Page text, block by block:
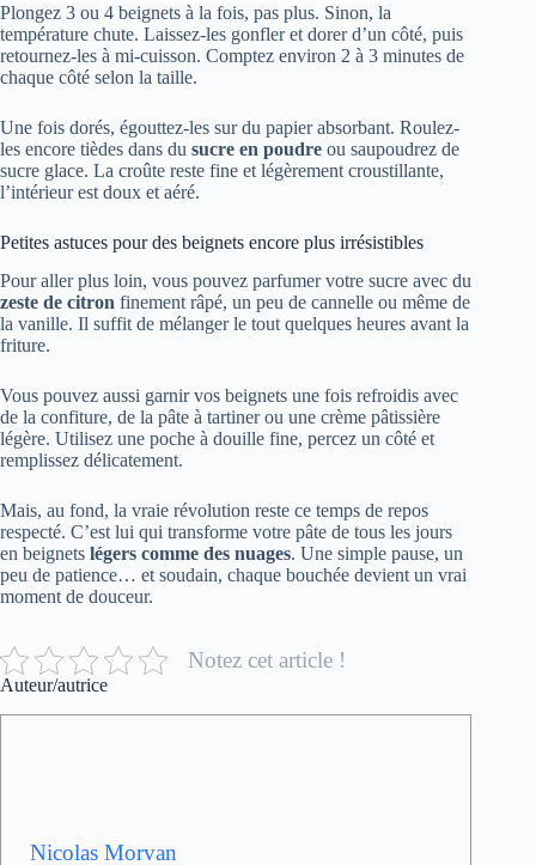
Plongez 3 ou 4 beignets à la fois, pas plus. Sinon, la
température chute. Laissez-les gonfler et dorer d’un côté, puis
retournez-les à mi-cuisson. Comptez environ 2 à 3 minutes de
chaque côté selon la taille.
Une fois dorés, égouttez-les sur du papier absorbant. Roulez-
les encore tièdes dans du sucre en poudre ou saupoudrez de
sucre glace. La croûte reste fine et légèrement croustillante,
l’intérieur est doux et aéré.
Petites astuces pour des beignets encore plus irrésistibles
Pour aller plus loin, vous pouvez parfumer votre sucre avec du
zeste de citron finement râpé, un peu de cannelle ou même de
la vanille. Il suffit de mélanger le tout quelques heures avant la
friture.
Vous pouvez aussi garnir vos beignets une fois refroidis avec
de la confiture, de la pâte à tartiner ou une crème pâtissière
légère. Utilisez une poche à douille fine, percez un côté et
remplissez délicatement.
Mais, au fond, la vraie révolution reste ce temps de repos
respecté. C’est lui qui transforme votre pâte de tous les jours
en beignets légers comme des nuages. Une simple pause, un
peu de patience… et soudain, chaque bouchée devient un vrai
moment de douceur.
Notez cet article !
Auteur/autrice
Nicolas Morvan